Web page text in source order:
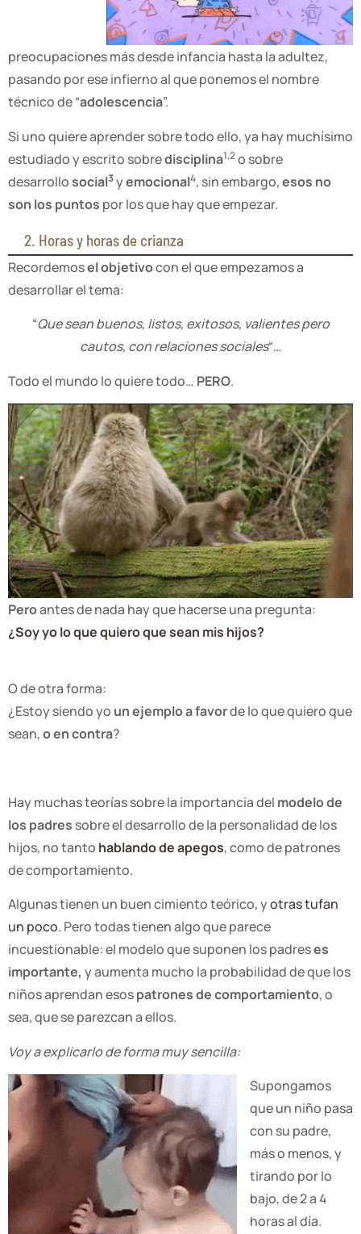
preocupaciones más desde infancia hasta la adultez,
pasando por ese infierno al que ponemos el nombre
técnico de “adolescencia”.
Si uno quiere aprender sobre todo ello, ya hay muchísimo
estudiado y escrito sobredisciplina1,2o sobre
desarrollo social3yemocional4, sin embargo,esos no
son los puntos por los que hay que empezar.
2. Horas y horas de crianza
Recordemosel objetivocon el que empezamos a
desarrollar el tema:
“Que sean buenos, listos, exitosos, valientes pero
cautos, con relaciones sociales“…
Todo el mundo lo quiere todo… PERO.
Peroantes de nada hay que hacerse una pregunta:
¿Soy yo lo que quiero que sean mis hijos?
O de otra forma:
¿Estoy siendo yo un ejemplo a favorde lo que quiero que
sean,o en contra?
Hay muchas teorías sobre la importancia del modelo de
los padres sobre el desarrollo de la personalidad de los
hijos, no tanto hablando de apegos, como de patrones
de comportamiento.
Algunas tienen un buen cimiento teórico, yotras tufan
un poco. Pero todas tienen algo que parece
incuestionable: el modelo que suponen los padreses
importante, y aumenta mucho la probabilidad de que los
niños aprendan esospatrones de comportamiento, o
sea, que se parezcan a ellos.
Voy a explicarlo de forma muy sencilla:
Supongamos
que un niño pasa
con su padre,
más o menos, y
tirando por lo
bajo, de 2 a 4
horas al día.